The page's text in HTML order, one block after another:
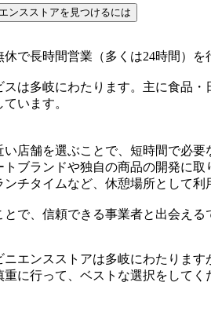
ンスストアを見つけるには
で長時間営業（多くは24時間）
は多岐にわたります。主に食品
います。
店舗を選ぶことで、短時間で必
ブランドや独自の商品の開発に
チタイムなど、休憩場所として
で、信頼できる事業者と出会える
エンスストアは多岐にわたりま
に行って、ベストな選択をしてく